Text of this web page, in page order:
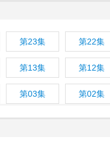
第23集 第22集
第13集 第12集
第03集 第02集